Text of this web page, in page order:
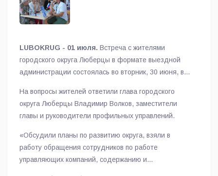
предприятии Люберец
LUBOKRUG - 01 июля. Встреча с жителями
городского округа Люберцы в формате выездной
администрации состоялась во вторник, 30 июня, в
Л. Миля и Н. И. Камова Государственной корпорации
«Ростех» в поселке Томилино.
На вопросы жителей ответили глава городского
округа Люберцы Владимир Волков, заместители
главы и руководители профильных управлений.
«Обсудили планы по развитию округа, взяли в
работу обращения сотрудников по работе
управляющих компаний, содержанию и